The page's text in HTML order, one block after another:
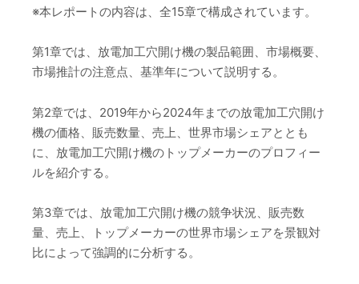
※本レポートの内容は、全15章で構成されています。
第1章では、放電加工穴開け機の製品範囲、市場概要、
市場推計の注意点、基準年について説明する。
第2章では、2019年から2024年までの放電加工穴開け
機の価格、販売数量、売上、世界市場シェアととも
に、放電加工穴開け機のトップメーカーのプロフィー
ルを紹介する。
第3章では、放電加工穴開け機の競争状況、販売数
量、売上、トップメーカーの世界市場シェアを景観対
比によって強調的に分析する。